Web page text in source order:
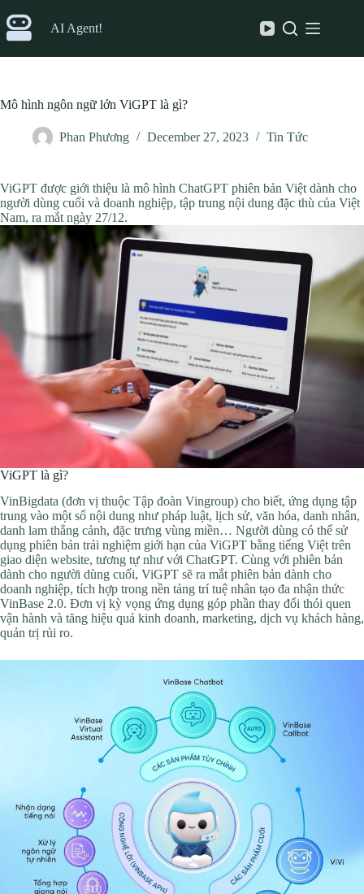
to
content
AI Agent!
Mô hình ngôn ngữ lớn ViGPT là gì?
Phan Phương December 27, 2023 Tin Tức
ViGPT được giới thiệu là mô hình ChatGPT phiên bản Việt dành cho
người dùng cuối và doanh nghiệp, tập trung nội dung đặc thù của Việt
Nam, ra mắt ngày 27/12.
ViGPT là gì?
VinBigdata (đơn vị thuộc Tập đoàn Vingroup) cho biết, ứng dụng tập
trung vào một số nội dung như pháp luật, lịch sử, văn hóa, danh nhân,
danh lam thắng cảnh, đặc trưng vùng miền… Người dùng có thể sử
dụng phiên bản trải nghiệm giới hạn của ViGPT bằng tiếng Việt trên
giao diện website, tương tự như với ChatGPT. Cùng với phiên bản
dành cho người dùng cuối, ViGPT sẽ ra mắt phiên bản dành cho
doanh nghiệp, tích hợp trong nền tảng trí tuệ nhân tạo đa nhận thức
VinBase 2.0. Đơn vị kỳ vọng ứng dụng góp phần thay đổi thói quen
vận hành và tăng hiệu quả kinh doanh, marketing, dịch vụ khách hàng,
quản trị rủi ro.